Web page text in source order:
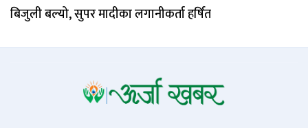
बिजुली बल्यो, सुपर मादीका लगानीकर्ता हर्षित